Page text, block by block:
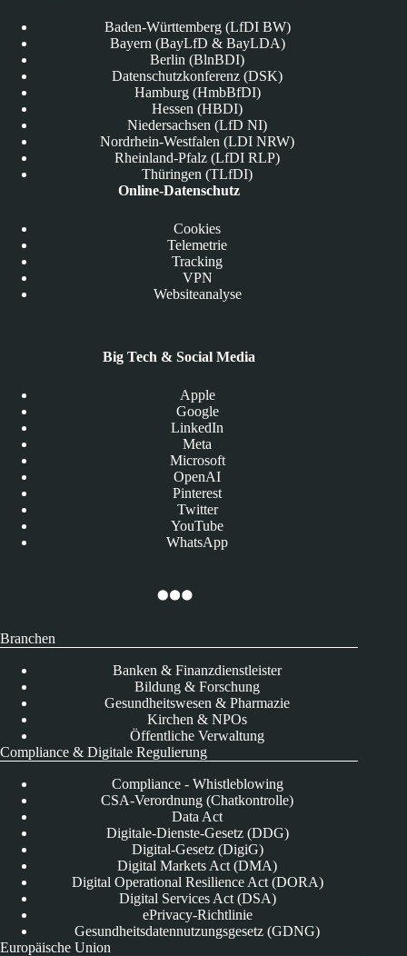
Baden-Württemberg (LfDI BW)
Bayern (BayLfD & BayLDA)
Berlin (BlnBDI)
Datenschutzkonferenz (DSK)
Hamburg (HmbBfDI)
Hessen (HBDI)
Niedersachsen (LfD NI)
Nordrhein-Westfalen (LDI NRW)
Rheinland-Pfalz (LfDI RLP)
Thüringen (TLfDI)
Online-Datenschutz
Cookies
Telemetrie
Tracking
VPN
Websiteanalyse
Big Tech & Social Media
Apple
Google
LinkedIn
Meta
Microsoft
OpenAI
Pinterest
Twitter
YouTube
WhatsApp
Branchen
Banken & Finanzdienstleister
Bildung & Forschung
Gesundheitswesen & Pharmazie
Kirchen & NPOs
Öffentliche Verwaltung
Compliance & Digitale Regulierung
Compliance - Whistleblowing
CSA-Verordnung (Chatkontrolle)
Data Act
Digitale-Dienste-Gesetz (DDG)
Digital-Gesetz (DigiG)
Digital Markets Act (DMA)
Digital Operational Resilience Act (DORA)
Digital Services Act (DSA)
ePrivacy-Richtlinie
Gesundheitsdatennutzungsgesetz (GDNG)
Europäische Union